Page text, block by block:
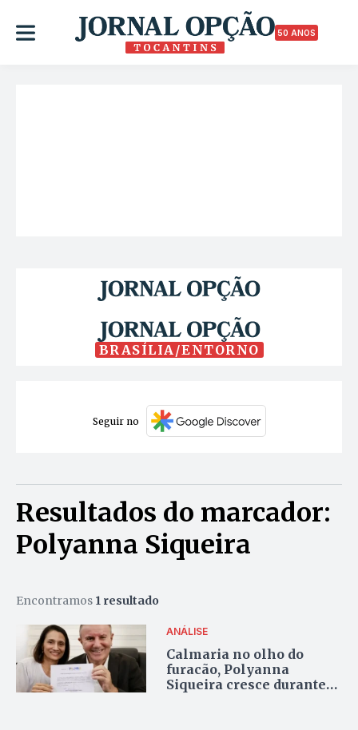
50 ANOS
BRASÍLIA/ENTORNO
Seguir no
Resultados do marcador:
Polyanna Siqueira
Encontramos 1 resultado
ANÁLISE
Calmaria no olho do
furacão, Polyanna
Siqueira cresce durante